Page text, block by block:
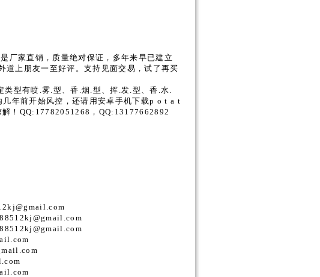
厂家直销，质量绝对保证，多年来早已建立
道上朋友一至好评。支持见面交易，试了再买
型有喷.雾.型、香.烟.型、挥.发.型、香.水.
年前开始风控，还请用安卓手机下载p o t a t
！QQ:17782051268，QQ:13177662892